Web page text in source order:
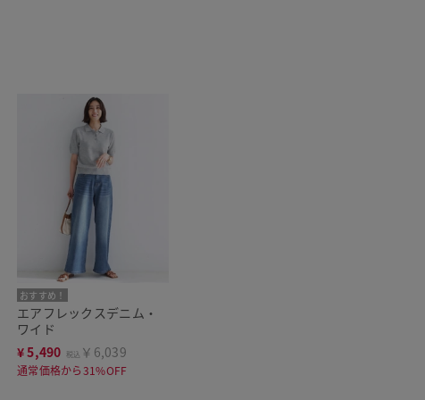
おすすめ！
エアフレックスデニム・
ワイド
¥5,490 税込 ￥6,039
通常価格から31%OFF